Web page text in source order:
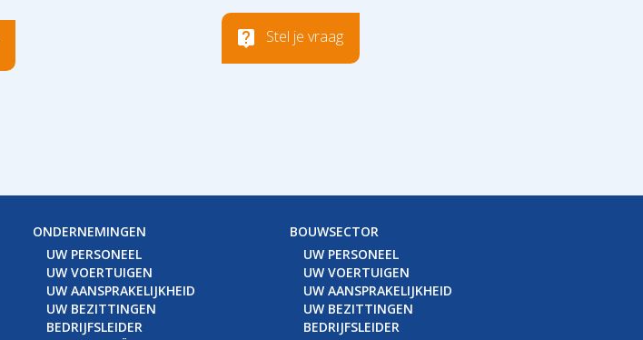
Stel je vraag
ONDERNEMINGEN
UW PERSONEEL
UW VOERTUIGEN
UW AANSPRAKELIJKHEID
UW BEZITTINGEN
BEDRIJFSLEIDER
BOUWSECTOR
UW PERSONEEL
UW VOERTUIGEN
UW AANSPRAKELIJKHEID
UW BEZITTINGEN
BEDRIJFSLEIDER